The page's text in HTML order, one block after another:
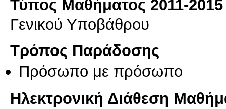
Τύπος Μαθήματος 2011-2015
Γενικού Υποβάθρου
Τρόπος Παράδοσης
Πρόσωπο με πρόσωπο
Ηλεκτρονική Διάθεση